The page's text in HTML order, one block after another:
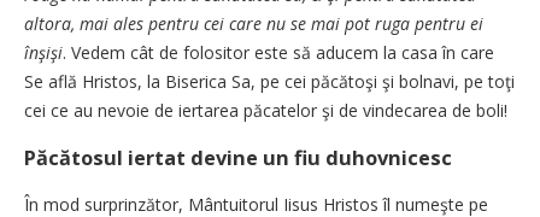
altora, mai ales pentru cei care nu se mai pot ruga pentru ei
înşişi. Vedem cât de folositor este să aducem la casa în care
Se află Hristos, la Biserica Sa, pe cei păcătoşi şi bolnavi, pe toţi
cei ce au nevoie de iertarea păcatelor şi de vindecarea de boli!
Păcătosul iertat devine un fiu duhovnicesc
În mod surprinzător, Mântuitorul Iisus Hristos îl numeşte pe